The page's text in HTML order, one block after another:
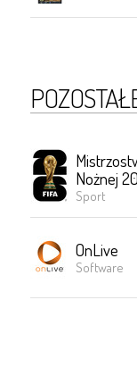
Nożnej
Sport
OnLive
Software